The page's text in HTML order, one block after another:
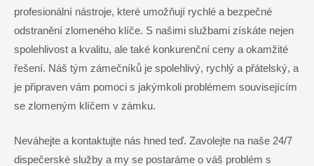
profesionální nástroje, které​ umožňují​ rychlé a bezpečné
odstranění ⁤zlomeného klíče.‌ S ⁤našimi službami získáte ⁤nejen
spolehlivost a kvalitu, ale ⁢také konkurenční ceny a⁣ okamžité
řešení. Náš ‌tým zámečníků je spolehlivý, rychlý a⁣ přátelský, a
je připraven​ vám ⁤pomoci⁤ s⁣ jakýmkoli problémem souvisejícím
se zlomeným‌ klíčem ‍v‍ zámku.
Neváhejte a kontaktujte nás hned teď.⁣ Zavolejte na naše 24/7
dispečerské služby a my ‌se postaráme o⁤ váš‍ problém⁢ s